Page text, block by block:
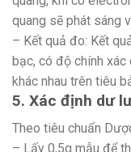
quang sẽ phát sáng
– Kết quả đo: Kết
bạc, có độ chính xác
khác nhau trên tiêu
5. Xác định dư
Theo tiêu chuẩn
– Lấy 0,5g mẫu để